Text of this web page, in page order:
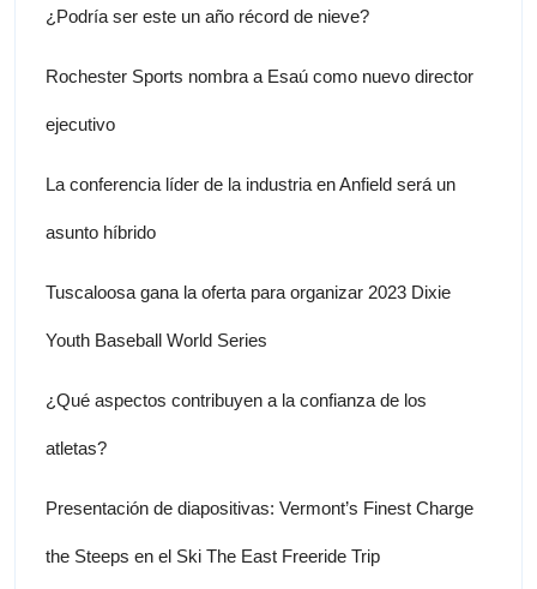
¿Podría ser este un año récord de nieve?
Rochester Sports nombra a Esaú como nuevo director
ejecutivo
La conferencia líder de la industria en Anfield será un
asunto híbrido
Tuscaloosa gana la oferta para organizar 2023 Dixie
Youth Baseball World Series
¿Qué aspectos contribuyen a la confianza de los
atletas?
Presentación de diapositivas: Vermont’s Finest Charge
the Steeps en el Ski The East Freeride Trip